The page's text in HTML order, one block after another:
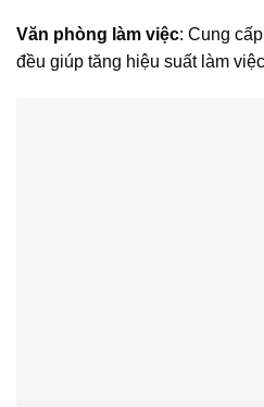
Văn phòng làm việc: Cung
đều giúp tăng hiệu suất làm